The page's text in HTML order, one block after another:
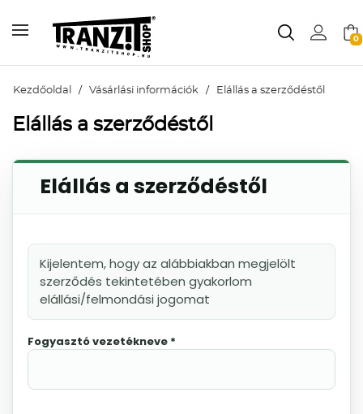
0
Kezdőoldal / Vásárlási információk / Elállás a szerződéstől
Elállás a szerződéstől
Elállás a szerződéstől
Kijelentem, hogy az alábbiakban megjelölt
szerződés tekintetében gyakorlom
elállási/felmondási jogomat
Fogyasztó vezetékneve *